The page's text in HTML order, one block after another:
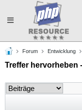
Toggle
navigation
Forum Entwicklung
Treffer hervorheben